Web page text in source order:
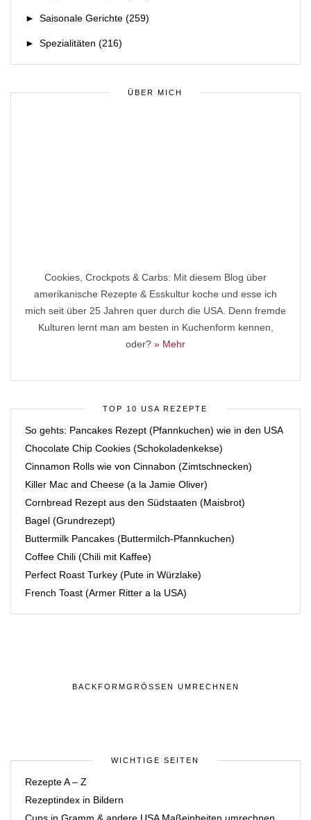
► Saisonale Gerichte (259)
► Spezialitäten (216)
ÜBER MICH
Cookies, Crockpots & Carbs: Mit diesem Blog über
amerikanische Rezepte & Esskultur koche und esse ich
mich seit über 25 Jahren quer durch die USA. Denn fremde
Kulturen lernt man am besten in Kuchenform kennen,
oder? » Mehr
TOP 10 USA REZEPTE
So gehts: Pancakes Rezept (Pfannkuchen) wie in den USA
Chocolate Chip Cookies (Schokoladenkekse)
Cinnamon Rolls wie von Cinnabon (Zimtschnecken)
Killer Mac and Cheese (a la Jamie Oliver)
Cornbread Rezept aus den Südstaaten (Maisbrot)
Bagel (Grundrezept)
Buttermilk Pancakes (Buttermilch-Pfannkuchen)
Coffee Chili (Chili mit Kaffee)
Perfect Roast Turkey (Pute in Würzlake)
French Toast (Armer Ritter a la USA)
BACKFORMGRÖSSEN UMRECHNEN
WICHTIGE SEITEN
Rezepte A – Z
Rezeptindex in Bildern